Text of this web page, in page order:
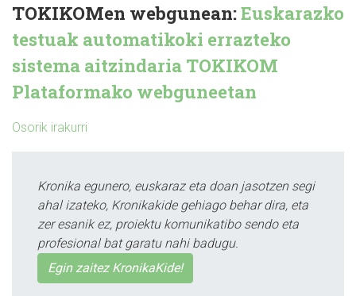
TOKIKOMen webgunean:Euskarazko
testuak automatikoki errazteko
sistema aitzindaria TOKIKOM
Plataformako webguneetan
Osorik irakurri
Kronika egunero, euskaraz eta doan jasotzen segi
ahal izateko, Kronikakide gehiago behar dira, eta
zer esanik ez, proiektu komunikatibo sendo eta
profesional bat garatu nahi badugu.
Egin zaitez KronikaKide!